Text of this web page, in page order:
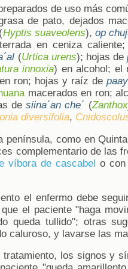
de uso más
de pato, dejados
Hyptis suaveolens), op
en ceniza
(Urtica urens); hojas de
innoxia) en alcohol; el
ron; hojas y raíz de
macerados en ron;
desiina´an che´ (
diversifolia,
península, como en
complementario de las
víbora de cascabel o
el enfermo debe
el paciente "haga
queda tullido"; otras
caluroso, y lavarse las
los signos y